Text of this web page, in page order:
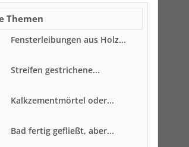
Themen
Fensterleibungen aus Holz...
Streifen gestrichene...
Kalkzementmörtel oder...
Bad fertig gefließt, aber...